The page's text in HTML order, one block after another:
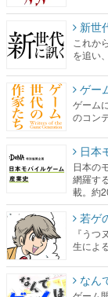
新世
これか
を追い
ゲー
ゲーム
のコン
日本
日本の
網羅す
載。約
若ゲ
『う
生によ
なん